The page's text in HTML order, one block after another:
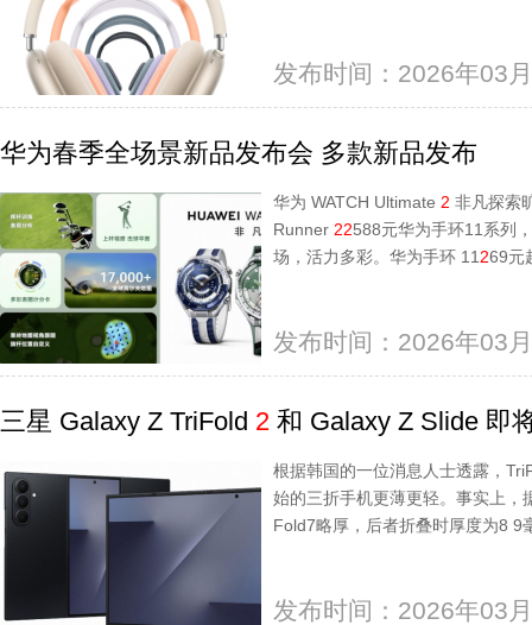
发布时间：2026年03
华为春季全场景新品发布会 多款新品发布
华为 WATCH Ultimate 2 非凡探索
Runner 22588元华为手环11系列
场，活力多彩。华为手环 11 269元
发布时间：2026年03
三星 Galaxy Z TriFold 2 和 Galaxy Z Slide 即
根据韩国的一位消息人士透露，
始的三折手机更薄更轻。事实上，
Fold7略厚，后者折叠时厚度为8 9
发布时间：2026年03